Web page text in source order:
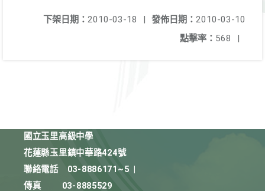
發佈日期： 2010-03-10
下架日期： 2010-03-18
|
點擊率： 568 |
國立玉里高級中學
花蓮縣玉里鎮中華路424號
聯絡電話
03-8886171~5
傳真
03-8885529